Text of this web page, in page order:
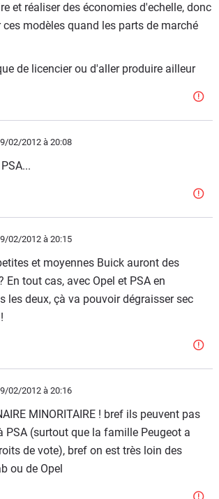
et réaliser des économies d'echelle, donc
modèles quand les parts de marché
de licencier ou d'aller produire ailleur
02/2012 à 20:08
02/2012 à 20:15
et moyennes Buick auront des
En tout cas, avec Opel et PSA en
les deux, çà va pouvoir dégraisser sec
02/2012 à 20:16
MINORITAIRE ! bref ils peuvent pas
PSA (surtout que la famille Peugeot a
de vote), bref on est très loin des
ou de Opel